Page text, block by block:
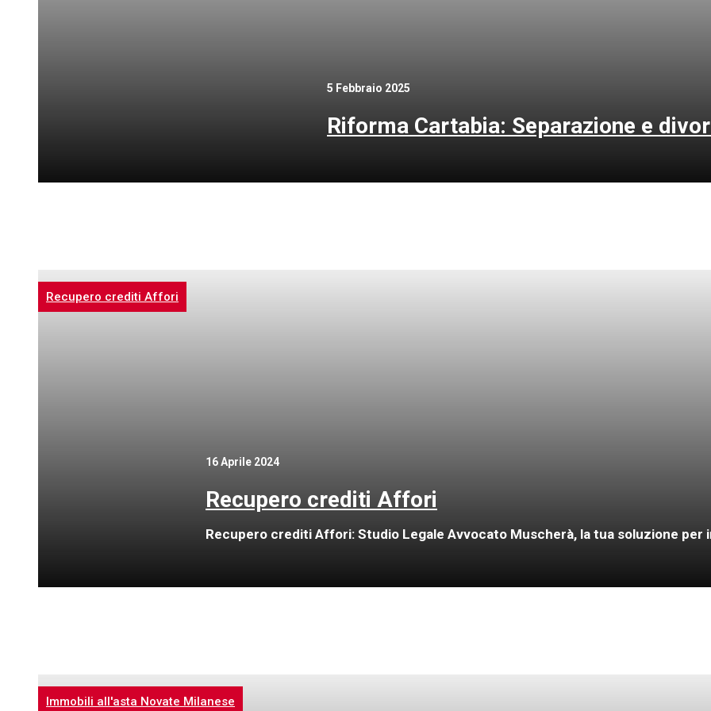
5 Febbraio 2025
Riforma Cartabia: Separazione e
Recupero crediti Affori
16 Aprile 2024
Recupero crediti Affori
Recupero crediti Affori: Studio Legale Avvocato Muscherà, la tua soluzione per
Immobili all'asta Novate Milanese